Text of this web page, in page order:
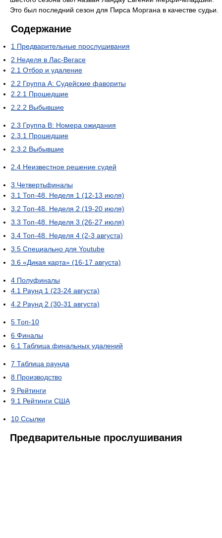
Это был последний сезон для Пирса Моргана в качестве судьи.
Содержание
1 Предварительные прослушивания
2 Неделя в Лас-Вегасе
2.1 Отбор и удаление
2.2 Группа А: Судейские фавориты
2.2.1 Прошедшие
2.2.2 Выбывшие
2.3 Группа B: Номера ожидания
2.3.1 Прошедшие
2.3.2 Выбывшие
2.4 Неизвестное решение судей
3 Четвертьфиналы
3.1 Топ-48. Неделя 1 (12-13 июля)
3.2 Топ-48. Неделя 2 (19-20 июля)
3.3 Топ-48. Неделя 3 (26-27 июля)
3.4 Топ-48. Неделя 4 (2-3 августа)
3.5 Специально для Youtube
3.6 «Дикая карта» (16-17 августа)
4 Полуфиналы
4.1 Раунд 1 (23-24 августа)
4.2 Раунд 2 (30-31 августа)
5 Топ-10
6 Финалы
6.1 Таблица финальных удалений
7 Таблица раунда
8 Производство
9 Рейтинги
9.1 Рейтинги США
10 Ссылки
Предварительные прослушивания